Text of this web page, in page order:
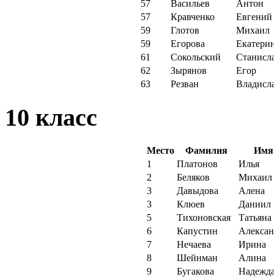
57 Васильев
Антон
57
Кравченко
Евгений
59
Глотов
Михаил
59
Егорова
61
Сокольский
62
Зырянов
Егор
63
Резван
10 класс
Место Фамилия
Имя
1
Платонов
Илья
2
Беляков
Михаил
3
Давыдова
Алена
3
Клюев
Даниил
5
Тихоновская
Татьяна
6
Капустин
7
Нечаева
Ирина
8
Шейнман
Алина
9
Бугакова